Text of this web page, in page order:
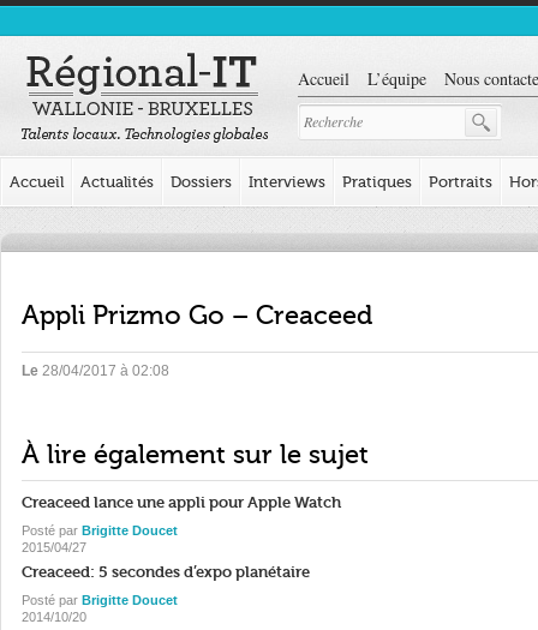
Accueil L’équipe Nous
Accueil Actualités Dossiers Interviews Pratiques Portraits
Appli Prizmo Go – Creaceed
Le 28/04/2017 à 02:08
À lire également sur le sujet
Creaceed lance une appli pour Apple Watch
Posté par Brigitte Doucet
2015/04/27
Creaceed: 5 secondes d’expo planétaire
Posté par Brigitte Doucet
2014/10/20